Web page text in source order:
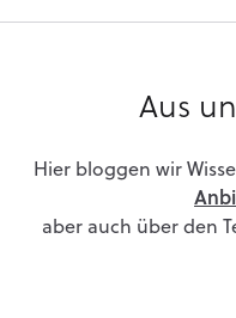
Aus
Hier bloggen wir
aber auch über den